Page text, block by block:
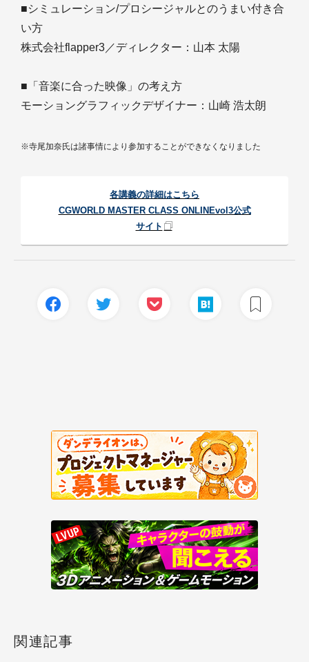
■シミュレーション/プロシージャルとのうまい付き合
い方
株式会社flapper3／ディレクター：山本 太陽
■「音楽に合った映像」の考え方
モーショングラフィックデザイナー：山崎 浩太朗
※寺尾加奈氏は諸事情により参加することができなくなりました
各講義の詳細はこちら
CGWORLD MASTER CLASS ONLINEvol3公式
サイト
関連記事